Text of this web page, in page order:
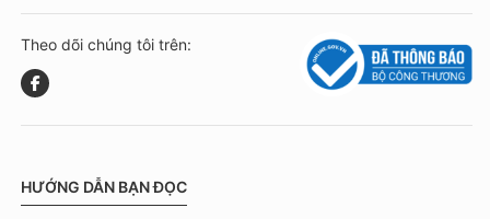
Theo dõi chúng tôi trên:
HƯỚNG DẪN BẠN ĐỌC